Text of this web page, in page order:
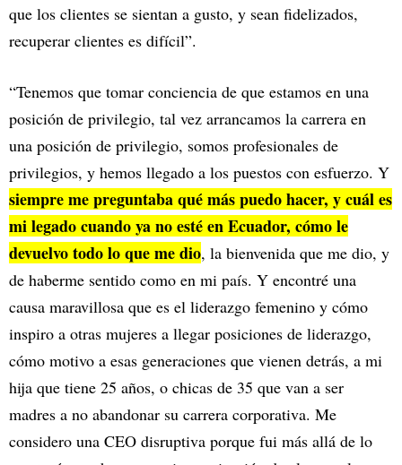
que los clientes se sientan a gusto, y sean fidelizados,
recuperar clientes es difícil”.
“Tenemos que tomar conciencia de que estamos en una
posición de privilegio, tal vez arrancamos la carrera en
una posición de privilegio, somos profesionales de
privilegios, y hemos llegado a los puestos con esfuerzo. Y
siempre me preguntaba qué más puedo hacer, y cuál es
mi legado cuando ya no esté en Ecuador, cómo le
devuelvo todo lo que me dio, la bienvenida que me dio, y
de haberme sentido como en mi país. Y encontré una
causa maravillosa que es el liderazgo femenino y cómo
inspiro a otras mujeres a llegar posiciones de liderazgo,
cómo motivo a esas generaciones que vienen detrás, a mi
hija que tiene 25 años, o chicas de 35 que van a ser
madres a no abandonar su carrera corporativa. Me
considero una CEO disruptiva porque fui más allá de lo